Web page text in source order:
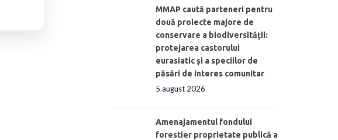
MMAP caută parteneri pentru
două proiecte majore de
conservare a biodiversității:
protejarea castorului
eurasiatic și a speciilor de
păsări de interes comunitar
5 august 2026
Amenajamentul fondului
forestier proprietate publică a